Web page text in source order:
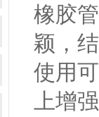
橡胶
颖，
使用
上增